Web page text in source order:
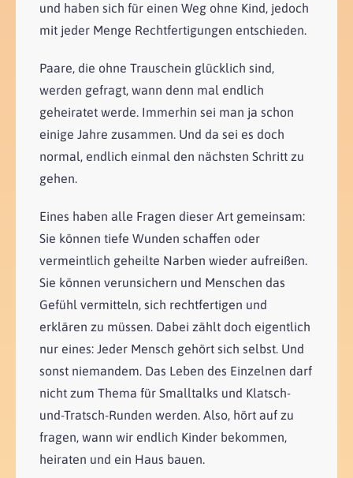
und haben sich für einen Weg ohne Kind, jedoch
mit jeder Menge Rechtfertigungen entschieden.
Paare, die ohne Trauschein glücklich sind,
werden gefragt, wann denn mal endlich
geheiratet werde. Immerhin sei man ja schon
einige Jahre zusammen. Und da sei es doch
normal, endlich einmal den nächsten Schritt zu
gehen.
Eines haben alle Fragen dieser Art gemeinsam:
Sie können tiefe Wunden schaffen oder
vermeintlich geheilte Narben wieder aufreißen.
Sie können verunsichern und Menschen das
Gefühl vermitteln, sich rechtfertigen und
erklären zu müssen. Dabei zählt doch eigentlich
nur eines: Jeder Mensch gehört sich selbst. Und
sonst niemandem. Das Leben des Einzelnen darf
nicht zum Thema für Smalltalks und Klatsch-
und-Tratsch-Runden werden. Also, hört auf zu
fragen, wann wir endlich Kinder bekommen,
heiraten und ein Haus bauen.